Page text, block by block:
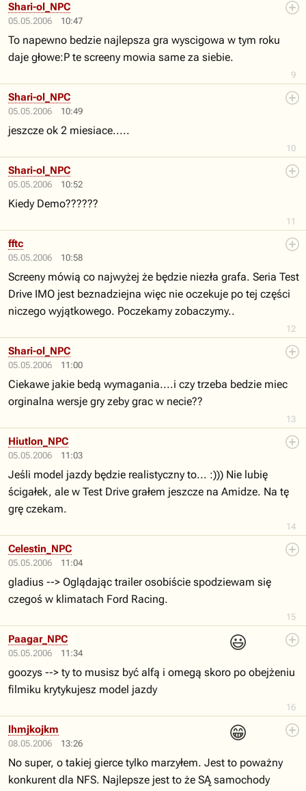
05.05.2006 10:47
9
Shari-ol_NPC
To napewno bedzie najlepsza gra wyscigowa w tym roku
daje głowe:P te screeny mowia same za siebie.
05.05.2006 10:49
10
Shari-ol_NPC
jeszcze ok 2 miesiace.....
05.05.2006 10:52
11
Shari-ol_NPC
Kiedy Demo??????
05.05.2006 10:58
12
fftc
Screeny mówią co najwyżej że będzie niezła grafa. Seria Test
Drive IMO jest beznadziejna więc nie oczekuje po tej części
niczego wyjątkowego. Poczekamy zobaczymy..
05.05.2006 11:00
13
Shari-ol_NPC
Ciekawe jakie bedą wymagania....i czy trzeba bedzie miec
orginalna wersje gry zeby grac w necie??
05.05.2006 11:03
14
Hiutlon_NPC
Jeśli model jazdy będzie realistyczny to... :))) Nie lubię
ścigałek, ale w Test Drive grałem jeszcze na Amidze. Na tę
grę czekam.
05.05.2006 11:04
15
Celestin_NPC
gladius --> Oglądając trailer osobiście spodziewam się
czegoś w klimatach Ford Racing.
05.05.2006 11:34
😃
16
Paagar_NPC
goozys --> ty to musisz być alfą i omegą skoro po obejżeniu
filmiku krytykujesz model jazdy
08.05.2006 13:26
😁
lhmjkojkm
No super, o takiej gierce tylko marzyłem. Jest to poważny
konkurent dla NFS. Najlepsze jest to że SĄ samochody